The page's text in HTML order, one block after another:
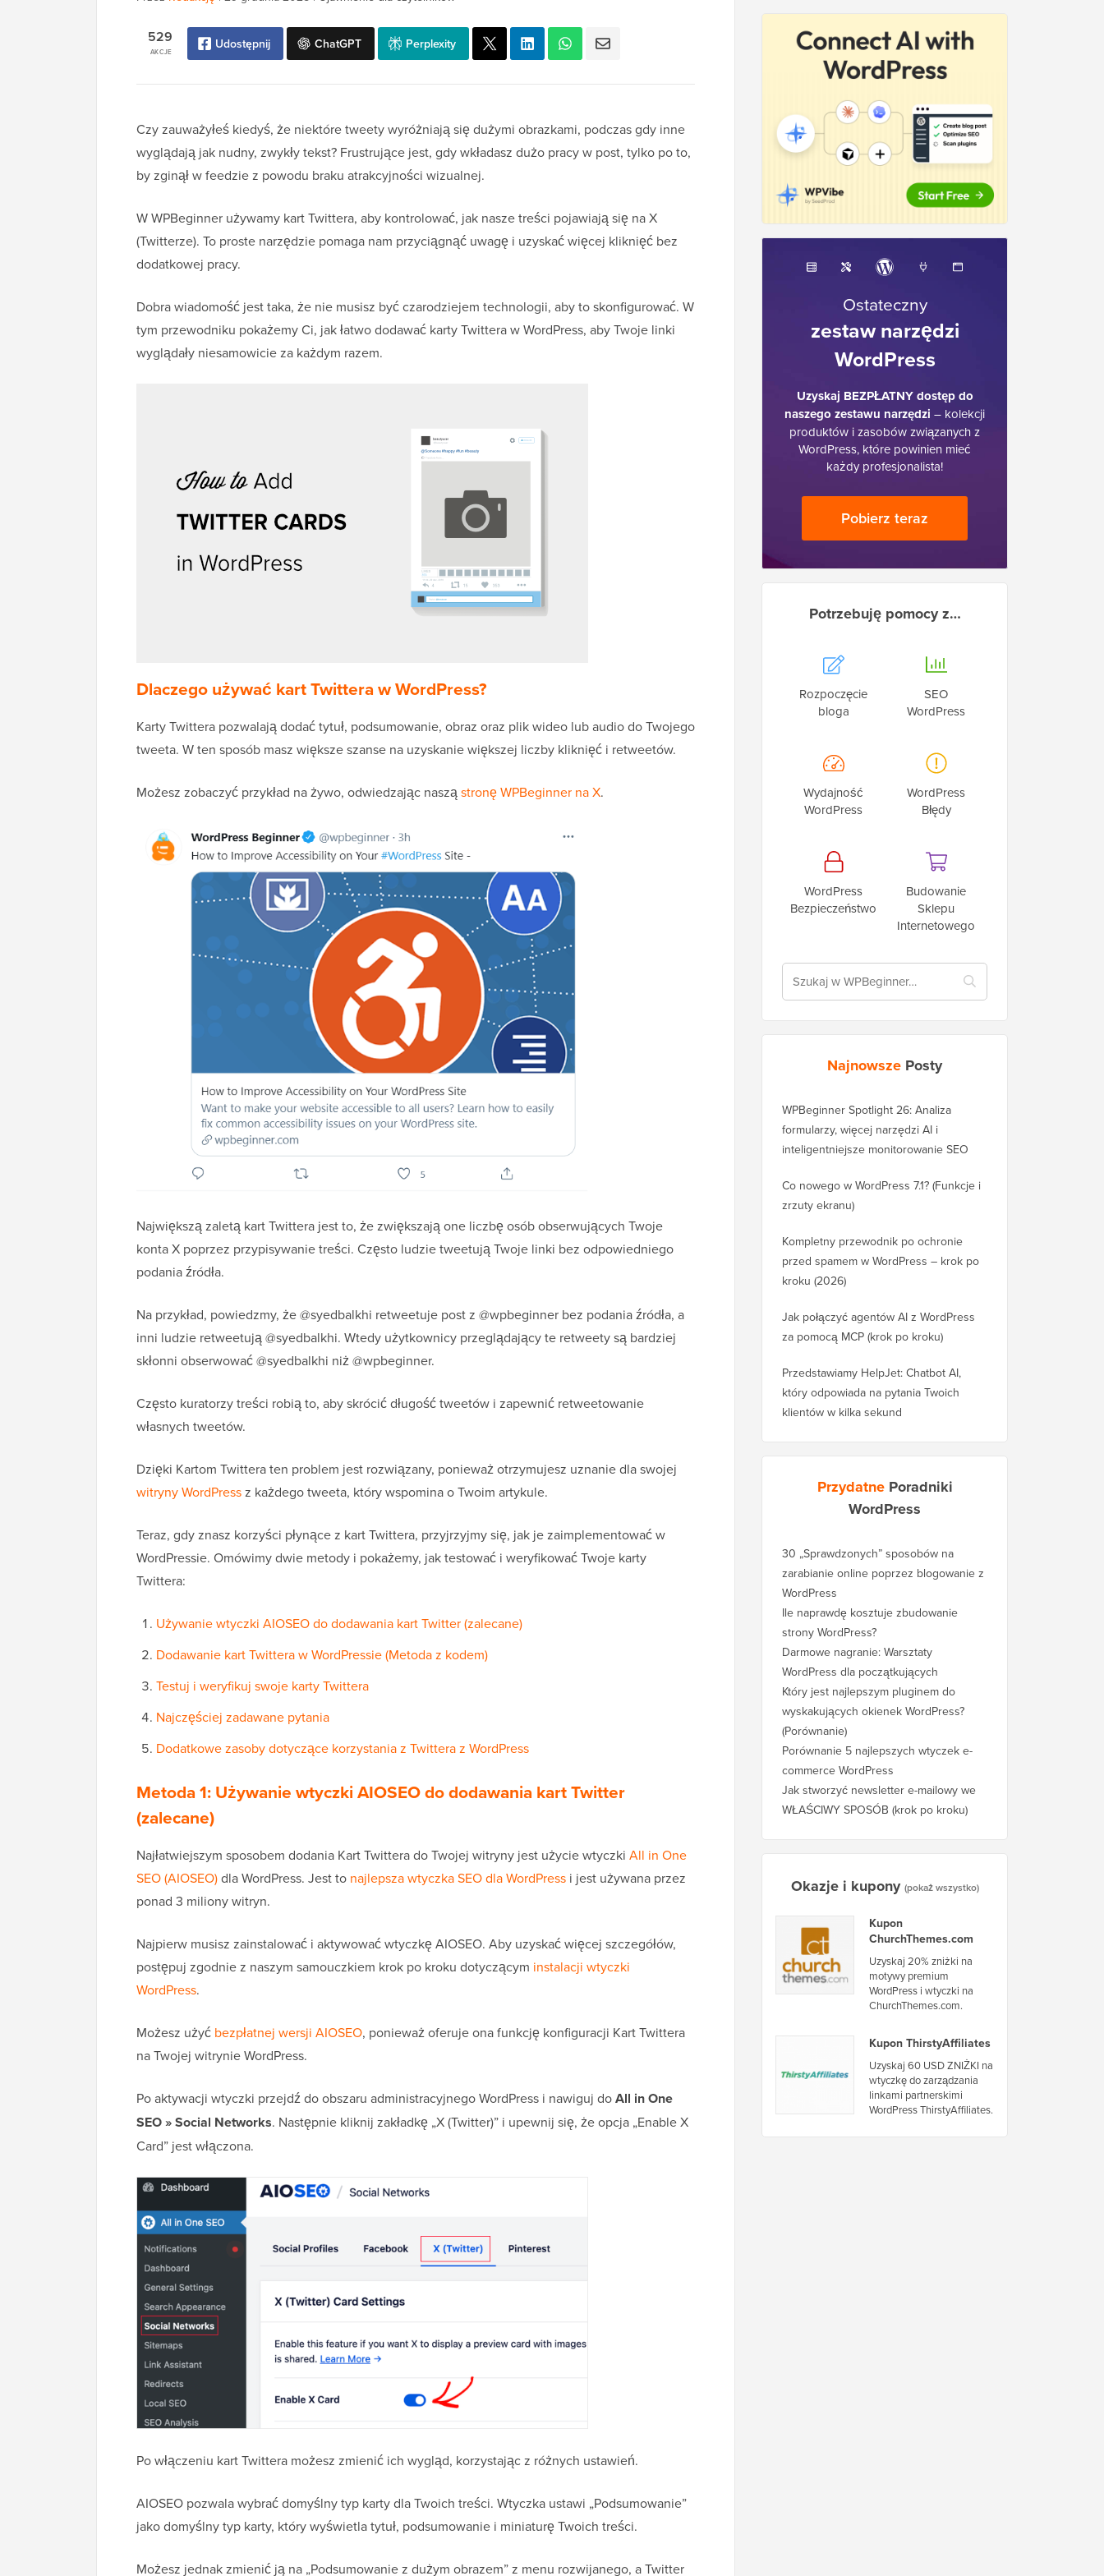
AKCJE
529 Udostępnij ChatGPT Perplexity
Czy zauważyłeś kiedyś, że niektóre tweety wyróżniają się dużymi obrazkami, podczas gdy inne
wyglądają jak nudny, zwykły tekst? Frustrujące jest, gdy wkładasz dużo pracy w post, tylko po to,
by zginął w feedzie z powodu braku atrakcyjności wizualnej.
W WPBeginner używamy kart Twittera, aby kontrolować, jak nasze treści pojawiają się na X
(Twitterze). To proste narzędzie pomaga nam przyciągnąć uwagę i uzyskać więcej kliknięć bez
dodatkowej pracy.
Dobra wiadomość jest taka, że nie musisz być czarodziejem technologii, aby to skonfigurować. W
tym przewodniku pokażemy Ci, jak łatwo dodawać karty Twittera w WordPress, aby Twoje linki
wyglądały niesamowicie za każdym razem.
Dlaczego używać kart Twittera w WordPress?
Karty Twittera pozwalają dodać tytuł, podsumowanie, obraz oraz plik wideo lub audio do Twojego
tweeta. W ten sposób masz większe szanse na uzyskanie większej liczby kliknięć i retweetów.
Możesz zobaczyć przykład na żywo, odwiedzając nasząstronę WPBeginner na X.
Największą zaletą kart Twittera jest to, że zwiększają one liczbę osób obserwujących Twoje
konta X poprzez przypisywanie treści. Często ludzie tweetują Twoje linki bez odpowiedniego
podania źródła.
Na przykład, powiedzmy, że @syedbalkhi retweetuje post z @wpbeginner bez podania źródła, a
inni ludzie retweetują @syedbalkhi. Wtedy użytkownicy przeglądający te retweety są bardziej
skłonni obserwować @syedbalkhi niż @wpbeginner.
Często kuratorzy treści robią to, aby skrócić długość tweetów i zapewnić retweetowanie
własnych tweetów.
Dzięki Kartom Twittera ten problem jest rozwiązany, ponieważ otrzymujesz uznanie dla swojej
witryny WordPressz każdego tweeta, który wspomina o Twoim artykule.
Teraz, gdy znasz korzyści płynące z kart Twittera, przyjrzyjmy się, jak je zaimplementować w
WordPressie. Omówimy dwie metody i pokażemy, jak testować i weryfikować Twoje karty
Twittera:
Używanie wtyczki AIOSEO do dodawania kart Twitter (zalecane)
Dodawanie kart Twittera w WordPressie (Metoda z kodem)
Testuj i weryfikuj swoje karty Twittera
Najczęściej zadawane pytania
Dodatkowe zasoby dotyczące korzystania z Twittera z WordPress
Metoda 1: Używanie wtyczki AIOSEO do dodawania kart Twitter
(zalecane)
Najłatwiejszym sposobem dodania Kart Twittera do Twojej witryny jest użycie wtyczki All in One
SEO (AIOSEO)dla WordPress. Jest to najlepsza wtyczka SEO dla WordPress i jest używana przez
ponad 3 miliony witryn.
Najpierw musisz zainstalować i aktywować wtyczkę AIOSEO. Aby uzyskać więcej szczegółów,
postępuj zgodnie z naszym samouczkiem krok po kroku dotyczącym instalacji wtyczki
WordPress.
Możesz użyć bezpłatnej wersji AIOSEO, ponieważ oferuje ona funkcję konfiguracji Kart Twittera
na Twojej witrynie WordPress.
Po aktywacji wtyczki przejdź do obszaru administracyjnego WordPress i nawiguj doAll in One
SEO » Social Networks. Następnie kliknij zakładkę „X (Twitter)” i upewnij się, że opcja „Enable X
Card” jest włączona.
Po włączeniu kart Twittera możesz zmienić ich wygląd, korzystając z różnych ustawień.
AIOSEO pozwala wybrać domyślny typ karty dla Twoich treści. Wtyczka ustawi „Podsumowanie”
jako domyślny typ karty, który wyświetla tytuł, podsumowanie i miniaturę Twoich treści.
Możesz jednak zmienić ją na „Podsumowanie z dużym obrazem” z menu rozwijanego, a Twitter
Ostateczny
zestaw narzędzi
WordPress
Uzyskaj BEZPŁATNY dostęp do
naszego zestawu narzędzi – kolekcji
produktów i zasobów związanych z
WordPress, które powinien mieć
każdy profesjonalista!
Pobierz teraz
Potrzebuję pomocy z…
Rozpoczęcie
bloga
SEO
WordPress
Wydajność
WordPress
WordPress
Błędy
WordPress
Bezpieczeństwo
Budowanie
Sklepu
Internetowego
Najnowsze Posty
WPBeginner Spotlight 26: Analiza
formularzy, więcej narzędzi AI i
inteligentniejsze monitorowanie SEO
Co nowego w WordPress 7.1? (Funkcje i
zrzuty ekranu)
Kompletny przewodnik po ochronie
przed spamem w WordPress – krok po
kroku (2026)
Jak połączyć agentów AI z WordPress
za pomocą MCP (krok po kroku)
Przedstawiamy HelpJet: Chatbot AI,
który odpowiada na pytania Twoich
klientów w kilka sekund
Przydatne Poradniki
WordPress
30 „Sprawdzonych” sposobów na
zarabianie online poprzez blogowanie z
WordPress
Ile naprawdę kosztuje zbudowanie
strony WordPress?
Darmowe nagranie: Warsztaty
WordPress dla początkujących
Który jest najlepszym pluginem do
wyskakujących okienek WordPress?
(Porównanie)
Porównanie 5 najlepszych wtyczek e-
commerce WordPress
Jak stworzyć newsletter e-mailowy we
WŁAŚCIWY SPOSÓB (krok po kroku)
Okazje i kupony (pokaż wszystko)
Kupon
ChurchThemes.com
Uzyskaj 20% zniżki na
motywy premium
WordPress i wtyczki na
ChurchThemes.com.
Kupon ThirstyAffiliates
Uzyskaj 60 USD ZNIŻKI na
wtyczkę do zarządzania
linkami partnerskimi
WordPress ThirstyAffiliates.